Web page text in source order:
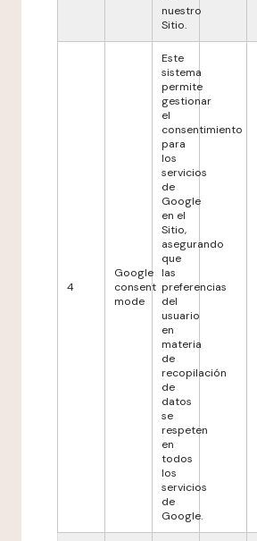
nuestro
Sitio.
4
Google
consent
mode
Este
sistema
permite
gestionar
el
consentimiento
para
los
servicios
de
Google
en el
Sitio,
asegurando
que
las
preferencias
del
usuario
en
materia
de
recopilación
de
datos
se
respeten
en
todos
los
servicios
de
Google.